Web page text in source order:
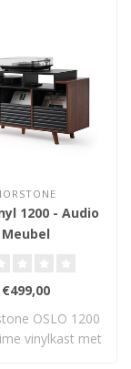
1200 - Audio
Meubel
€499,00
OSLO 1200
vinylkast met